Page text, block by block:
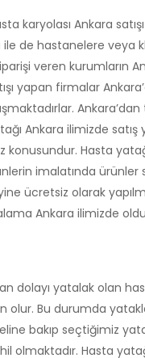
karyolası Ankara
de hastanelere veya
veren kurumların
yapan firmalar
Ankara ilimizde
Hasta
imalatında ürünler
ücretsiz olarak
Ankara ilimizde
dolayı yatalak olan
olur. Bu durumda
bakıp seçtiğimiz
olmaktadır. Hasta